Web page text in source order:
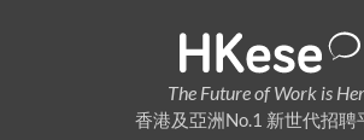
The Future of Work is
香港及亞洲No.1 新世代招聘